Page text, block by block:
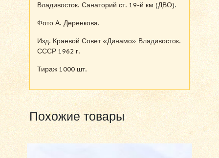
Владивосток. Санаторий ст. 19-й км (ДВО).
Фото А. Деренкова.
Изд. Краевой Совет «Динамо» Владивосток.
СССР 1962 г.
Тираж 1000 шт.
Похожие товары